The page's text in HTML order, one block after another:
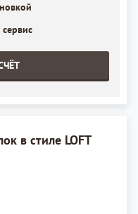
в стиле LOFT